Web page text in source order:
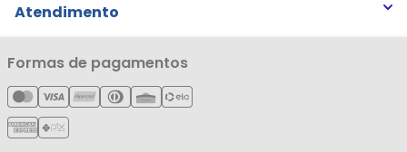
Notícias
Cartão Líderzan
Trocas e Devoluções
Política de Privacidade
Política de Entrega
Política de Reembolso
Atendimento
Minha Conta
Meus Pedidos
Meus Favoritos
Central de Atendimento
Formas de pagamentos